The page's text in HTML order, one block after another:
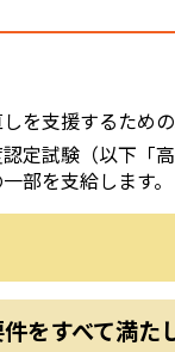
を支援するための
定試験（以下「
部を支給します。
をすべて満た